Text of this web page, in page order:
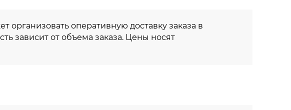
оперативную доставку заказа в
зависит от объема заказа. Цены носят